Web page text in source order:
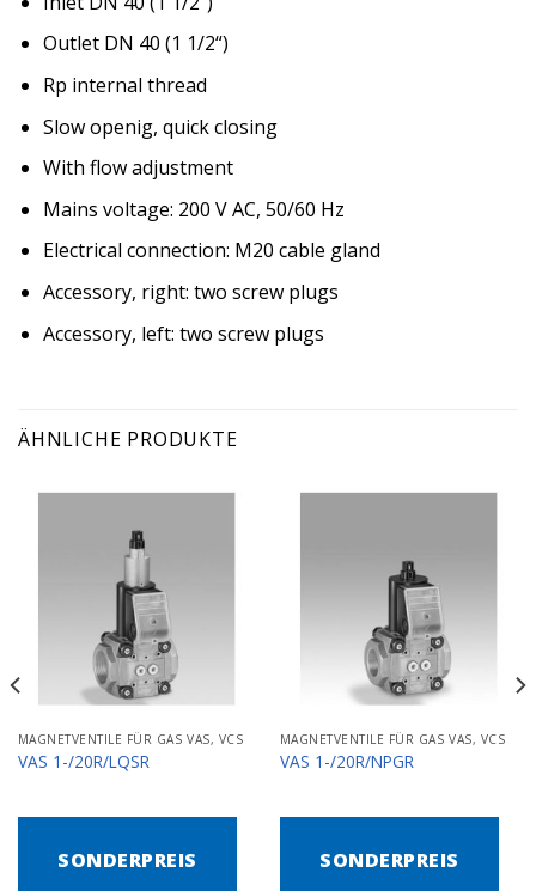
Outlet DN 40 (1 1/2“)
Rp internal thread
Slow openig, quick closing
With flow adjustment
Mains voltage: 200 V AC, 50/60 Hz
Electrical connection: M20 cable gland
Accessory, right: two screw plugs
Accessory, left: two screw plugs
ÄHNLICHE PRODUKTE
MAGNETVENTILE FÜR GAS VAS, VCS
VAS 1-/20R/LQSR
SONDERPREIS
MAGNETVENTILE FÜR GAS VAS, VCS
VAS 1-/20R/NPGR
SONDERPREIS